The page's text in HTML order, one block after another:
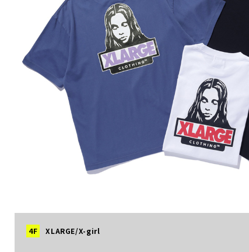
4F XLARGE/X-girl